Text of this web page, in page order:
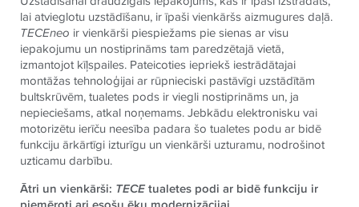
lai atvieglotu uzstādīšanu, ir īpaši vienkāršs aizmugures daļā.
TECEneo ir vienkārši piespiežams pie sienas ar visu
iepakojumu un nostiprināms tam paredzētajā vietā,
izmantojot kīļspailes. Pateicoties iepriekš iestrādātajai
montāžas tehnoloģijai ar rūpnieciski pastāvīgi uzstādītām
bultskrūvēm, tualetes pods ir viegli nostiprināms un, ja
nepieciešams, atkal noņemams. Jebkādu elektronisku vai
motorizētu ierīču neesība padara šo tualetes podu ar bidē
funkciju ārkārtīgi izturīgu un vienkārši uzturamu, nodrošinot
uzticamu darbību.
Ātri un vienkārši: TECEtualetes podi ar bidē funkciju ir